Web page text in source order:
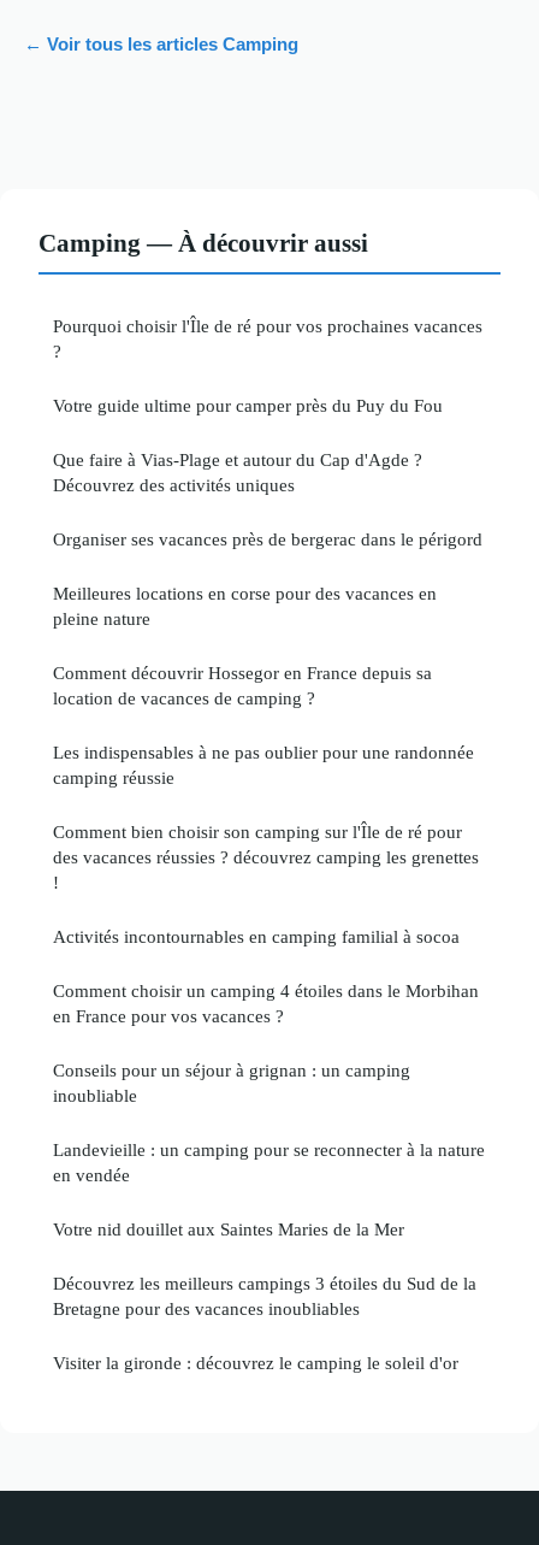
← Voir tous les articles Camping
Camping — À découvrir aussi
Pourquoi choisir l'Île de ré pour vos prochaines vacances
?
Votre guide ultime pour camper près du Puy du Fou
Que faire à Vias-Plage et autour du Cap d'Agde ?
Découvrez des activités uniques
Organiser ses vacances près de bergerac dans le périgord
Meilleures locations en corse pour des vacances en
pleine nature
Comment découvrir Hossegor en France depuis sa
location de vacances de camping ?
Les indispensables à ne pas oublier pour une randonnée
camping réussie
Comment bien choisir son camping sur l'Île de ré pour
des vacances réussies ? découvrez camping les grenettes
!
Activités incontournables en camping familial à socoa
Comment choisir un camping 4 étoiles dans le Morbihan
en France pour vos vacances ?
Conseils pour un séjour à grignan : un camping
inoubliable
Landevieille : un camping pour se reconnecter à la nature
en vendée
Votre nid douillet aux Saintes Maries de la Mer
Découvrez les meilleurs campings 3 étoiles du Sud de la
Bretagne pour des vacances inoubliables
Visiter la gironde : découvrez le camping le soleil d'or